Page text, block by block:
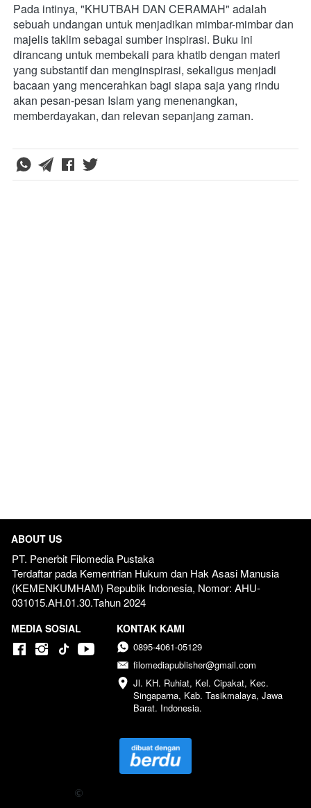
Pada intinya, "KHUTBAH DAN CERAMAH" adalah
sebuah undangan untuk menjadikan mimbar-mimbar dan
majelis taklim sebagai sumber inspirasi. Buku ini
dirancang untuk membekali para khatib dengan materi
yang substantif dan menginspirasi, sekaligus menjadi
bacaan yang mencerahkan bagi siapa saja yang rindu
akan pesan-pesan Islam yang menenangkan,
memberdayakan, dan relevan sepanjang zaman.
ABOUT US
PT. Penerbit Filomedia Pustaka
Terdaftar pada Kementrian Hukum dan Hak Asasi Manusia
(KEMENKUMHAM) Republik Indonesia, Nomor: AHU-
031015.AH.01.30.Tahun 2024
MEDIA SOSIAL KONTAK KAMI
0895-4061-05129
filomediapublisher@gmail.com
Jl. KH. Ruhiat, Kel. Cipakat, Kec.
Singaparna, Kab. Tasikmalaya, Jawa
Barat. Indonesia.
2024 Penerbit Filomedia Pustaka - All Right